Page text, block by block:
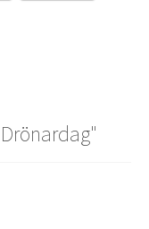
Drönardag"